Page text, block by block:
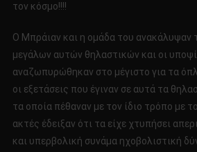
τον κόσμο!!!!
Ο Μπράιαν και η ομάδα του ανακάλυψαν
μεγάλων αυτών θηλαστικών και οι
αναζωπυρώθηκαν στο μέγιστο για τα
οι εξετάσεις που έγιναν σε αυτά τα
τα οποία πέθαναν με τον ίδιο τρόπο με
ακτές έδειξαν ότι τα είχε χτυπήσει
και υπερβολική συνάμα ηχοβολιστική